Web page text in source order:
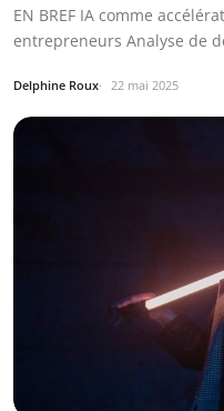
EN BREF IA comme
entrepreneurs Analyse de
Delphine Roux 22 mai 2025